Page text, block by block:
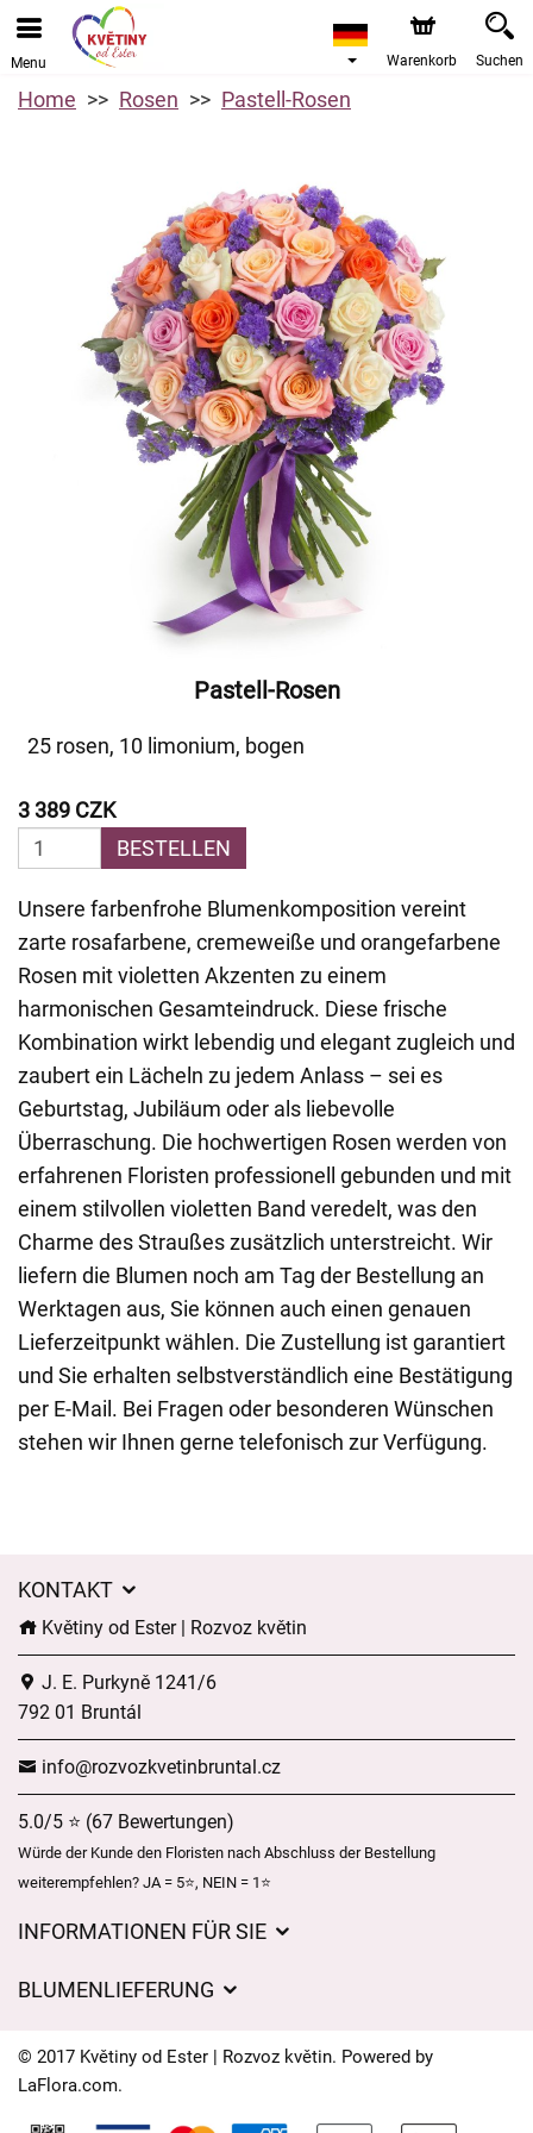
Menu Warenkorb Suchen
Home Rosen Pastell-Rosen
Pastell-Rosen
25 rosen, 10 limonium, bogen
3 389 CZK
BESTELLEN
Unsere farbenfrohe Blumenkomposition vereint
zarte rosafarbene, cremeweiße und orangefarbene
Rosen mit violetten Akzenten zu einem
harmonischen Gesamteindruck. Diese frische
Kombination wirkt lebendig und elegant zugleich und
zaubert ein Lächeln zu jedem Anlass – sei es
Geburtstag, Jubiläum oder als liebevolle
Überraschung. Die hochwertigen Rosen werden von
erfahrenen Floristen professionell gebunden und mit
einem stilvollen violetten Band veredelt, was den
Charme des Straußes zusätzlich unterstreicht. Wir
liefern die Blumen noch am Tag der Bestellung an
Werktagen aus, Sie können auch einen genauen
Lieferzeitpunkt wählen. Die Zustellung ist garantiert
und Sie erhalten selbstverständlich eine Bestätigung
per E-Mail. Bei Fragen oder besonderen Wünschen
stehen wir Ihnen gerne telefonisch zur Verfügung.
KONTAKT
Květiny od Ester | Rozvoz květin
J. E. Purkyně 1241/6
792 01 Bruntál
info@rozvozkvetinbruntal.cz
5.0/5 ⭐ (67 Bewertungen)
Würde der Kunde den Floristen nach Abschluss der Bestellung
weiterempfehlen? JA = 5⭐, NEIN = 1⭐
INFORMATIONEN FÜR SIE
Lieferzeiten für Blumen – Übersicht der Möglichkeiten
BLUMENLIEFERUNG
Wohin wir Blumen liefern
© 2017 Květiny od Ester | Rozvoz květin. Powered by
LaFlora.com.